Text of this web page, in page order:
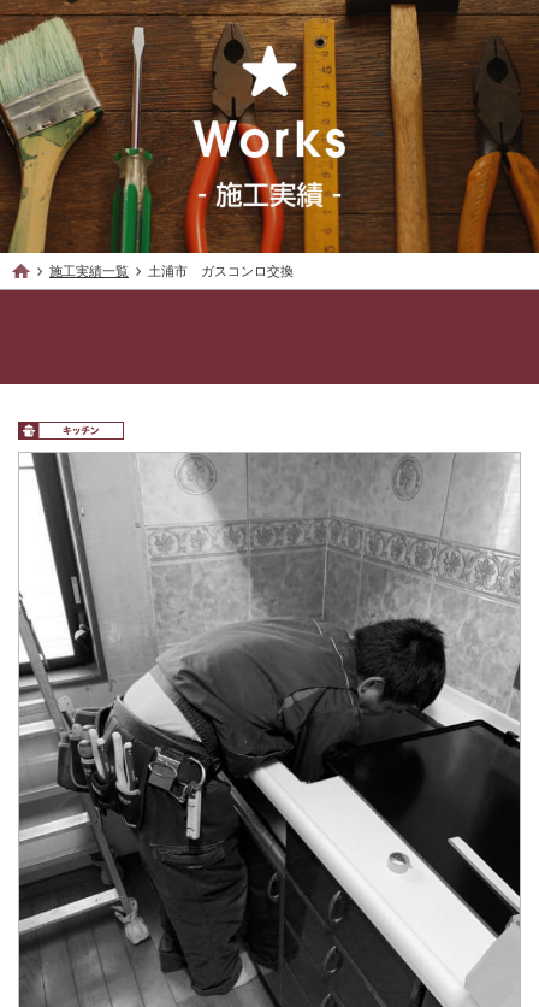
施工実績一覧 土浦市 ガスコンロ交換